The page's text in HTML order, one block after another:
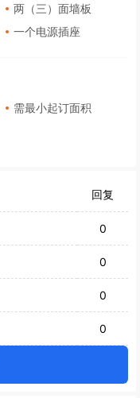
两（三）面墙板
一个电源插座
需最小起订面积
回复
0
0
0
0